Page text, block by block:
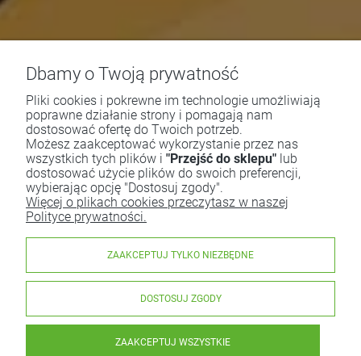
Dbamy o Twoją prywatność
Pliki cookies i pokrewne im technologie umożliwiają
poprawne działanie strony i pomagają nam
dostosować ofertę do Twoich potrzeb.
Możesz zaakceptować wykorzystanie przez nas
wszystkich tych plików i "Przejść do sklepu" lub
dostosować użycie plików do swoich preferencji,
wybierając opcję "Dostosuj zgody".
Więcej o plikach cookies przeczytasz w naszej
Polityce prywatności.
ZAAKCEPTUJ TYLKO NIEZBĘDNE
DOSTOSUJ ZGODY
ZAAKCEPTUJ WSZYSTKIE